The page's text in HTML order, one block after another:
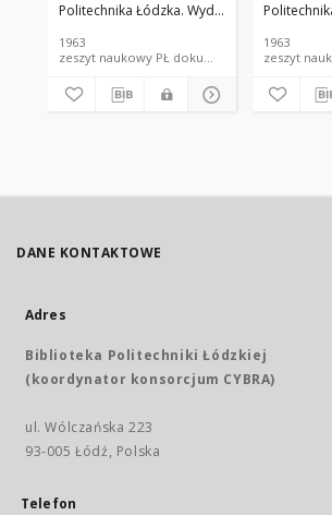
Politechnika Łódzka. Wydział
1963
zeszyt naukowy PŁ dokument
1963
DANE KONTAKTOWE
Adres
Biblioteka Politechniki Łódzkiej
(koordynator konsorcjum CYBRA)
ul. Wólczańska 223
93-005 Łódź, Polska
Telefon